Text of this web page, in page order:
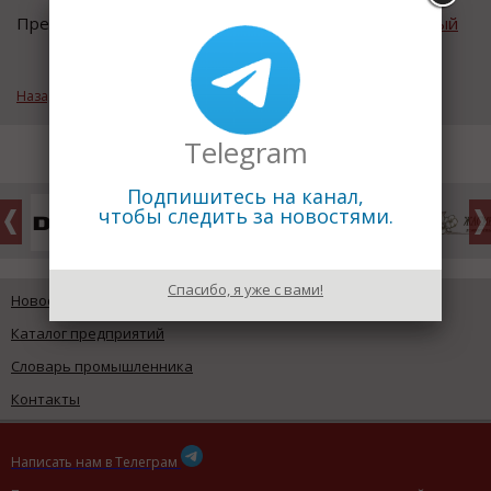
Предыдущий термин:
Валютный Курс Множественный
Назад к рубрике «Экономический словарь»
Новости промышленности
Каталог предприятий
Словарь промышленника
Контакты
Написать нам в Телеграм
Telegram
Подпишитесь на канал,
чтобы следить за новостями.
Спасибо, я уже с вами!